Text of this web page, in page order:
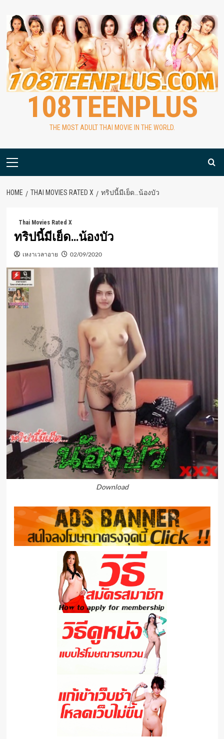
content
108TEENPLUS
THE MOST ADULT THAI MOVIE IN THE WORLD.
Primary
HOME THAI MOVIES RATED X ทริปนี้มีเย็ด…น้องบัว
Thai Movies Rated X
ทริปนี้มีเย็ด…น้องบัว
เหงาเวลาอาย 02/09/2020
Download